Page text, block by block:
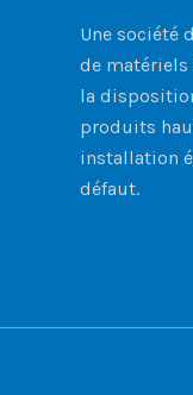
Une société
de
la
produits
installation
défaut.